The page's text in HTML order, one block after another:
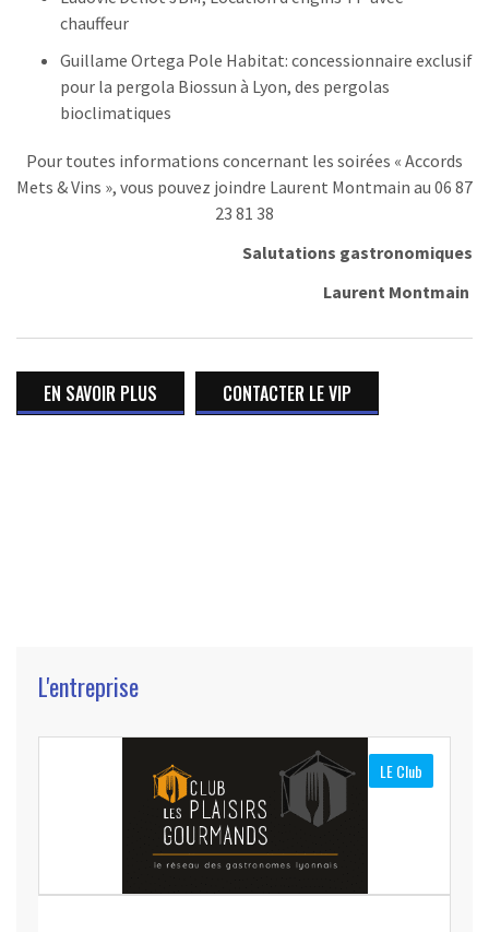
chauffeur
Guillame Ortega Pole Habitat: concessionnaire exclusif
pour la pergola Biossun à Lyon, des pergolas
bioclimatiques
Pour toutes informations concernant les soirées « Accords
Mets & Vins », vous pouvez joindre Laurent Montmain au 06 87
23 81 38
Salutations gastronomiques
Laurent Montmain
EN SAVOIR PLUS CONTACTER LE VIP
L'entreprise
LE Club